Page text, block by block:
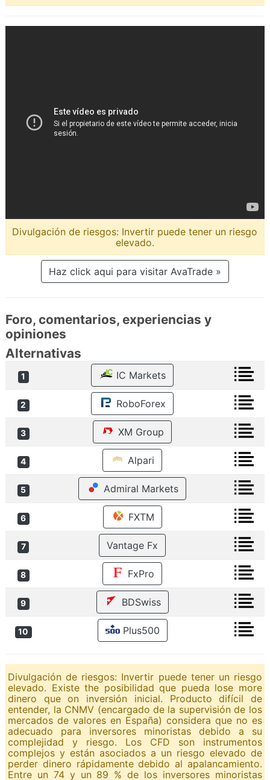
Divulgación de riesgos: Invertir puede tener un riesgo
elevado.
Haz click aqui para visitar AvaTrade »
Foro, comentarios, experiencias y
opiniones
Alternativas
1 IC Markets
2 RoboForex
3 XM Group
4 Alpari
5 Admiral Markets
6 FXTM
7 Vantage Fx
8 FxPro
9 BDSwiss
10 Plus500
Divulgación de riesgos: Invertir puede tener un riesgo
elevado. Existe the posibilidad que pueda lose more
dinero que on inversión inicial. Producto difícil de
entender, la CNMV (encargado de la supervisión de los
mercados de valores en España) considera que no es
adecuado para inversores minoristas debido a su
complejidad y riesgo. Los CFD son instrumentos
complejos y están asociados a un riesgo elevado de
perder dinero rápidamente debido al apalancamiento.
Entre un 74 y un 89 % de los inversores minoristas